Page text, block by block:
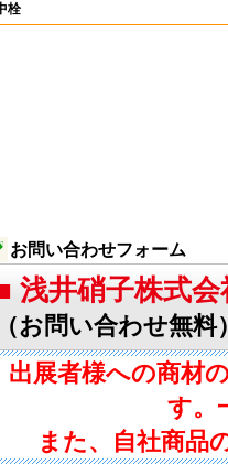
栓
お問い合わせフォーム
浅井硝子株式会
（お問い合わせ無料
出展者様への商材
す。
また、自社商品